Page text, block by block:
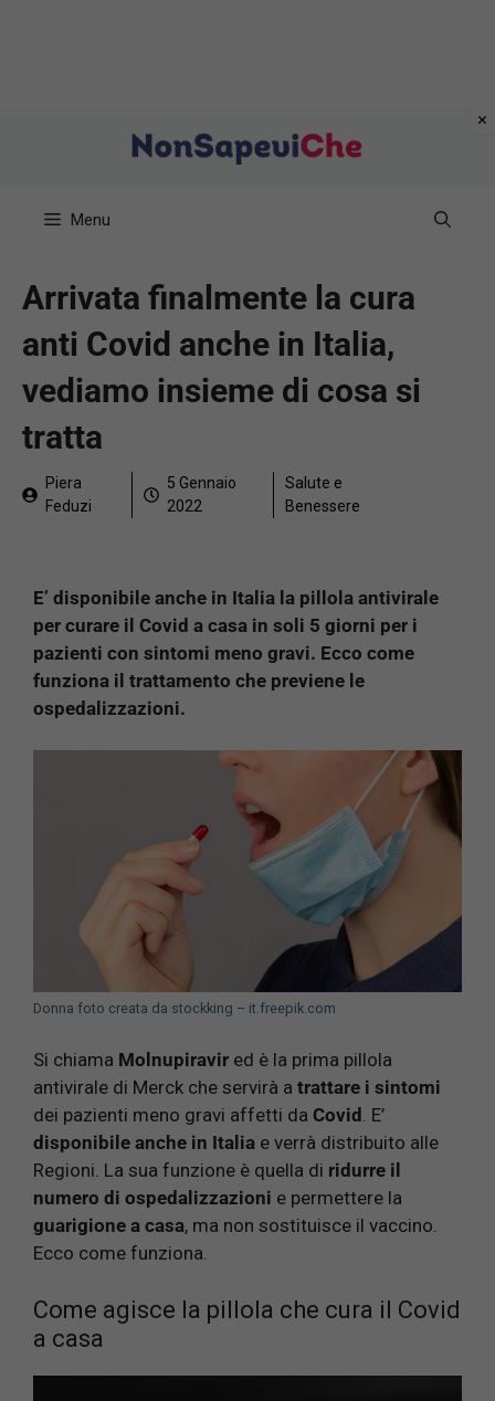
Menu
Arrivata finalmente la cura
anti Covid anche in Italia,
vediamo insieme di cosa si
tratta
Piera
Feduzi
5 Gennaio
2022
Salute e
Benessere
E’ disponibile anche in Italia la pillola antivirale
per curare il Covid a casa in soli 5 giorni per i
pazienti con sintomi meno gravi. Ecco come
funziona il trattamento che previene le
ospedalizzazioni.
Donna foto creata da stockking – it.freepik.com
Si chiama Molnupiravir ed è la prima pillola
antivirale di Merck che servirà a trattare i sintomi
dei pazienti meno gravi affetti da Covid . E’
disponibile anche in Italia e verrà distribuito alle
Regioni. La sua funzione è quella di ridurre il
numero di ospedalizzazioni e permettere la
guarigione a casa, ma non sostituisce il vaccino.
Ecco come funziona.
Come agisce la pillola che cura il Covid
a casa